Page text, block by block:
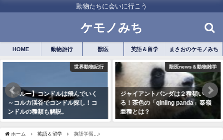
動物たちに会いに行こう
ケモノみち
HOME 動物旅行 獣医 英語＆留学 まさおのケモノみち
獣医news＆動物雑学
ジャイアントパンダは２種類い
る！茶色の「qinling panda」秦嶺
亜種とは？
世界動物紀行
【ウズベキスタン旅行記】春分の
お祭りナウルーズで騎馬ラグビー
「ブズカシ」に潜入！
ホーム 英語＆留学 英語学習